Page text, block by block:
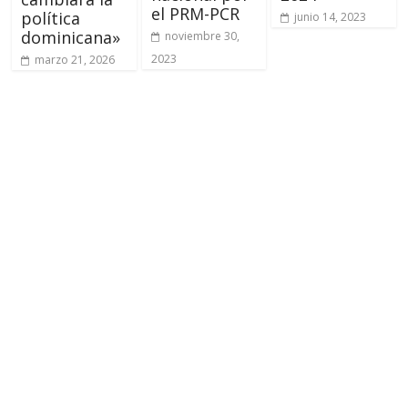
política
dominicana»
marzo 21, 2026
el PRM-PCR
noviembre 30,
2023
junio 14, 2023